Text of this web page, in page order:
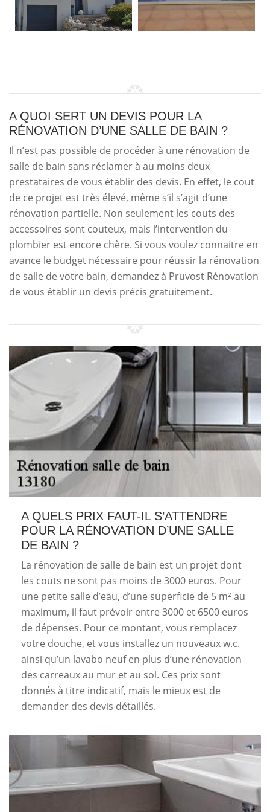
A QUOI SERT UN DEVIS POUR LA
RÉNOVATION D’UNE SALLE DE BAIN ?
Il n’est pas possible de procéder à une rénovation de
salle de bain sans réclamer à au moins deux
prestataires de vous établir des devis. En effet, le cout
de ce projet est très élevé, même s’il s’agit d’une
rénovation partielle. Non seulement les couts des
accessoires sont couteux, mais l’intervention du
plombier est encore chère. Si vous voulez connaitre en
avance le budget nécessaire pour réussir la rénovation
de salle de votre bain, demandez à Pruvost Rénovation
de vous établir un devis précis gratuitement.
A QUELS PRIX FAUT-IL S’ATTENDRE
POUR LA RÉNOVATION D’UNE SALLE
DE BAIN ?
La rénovation de salle de bain est un projet dont
les couts ne sont pas moins de 3000 euros. Pour
une petite salle d’eau, d’une superficie de 5 m² au
maximum, il faut prévoir entre 3000 et 6500 euros
de dépenses. Pour ce montant, vous remplacez
votre douche, et vous installez un nouveaux w.c.
ainsi qu’un lavabo neuf en plus d’une rénovation
des carreaux au mur et au sol. Ces prix sont
donnés à titre indicatif, mais le mieux est de
demander des devis détaillés.